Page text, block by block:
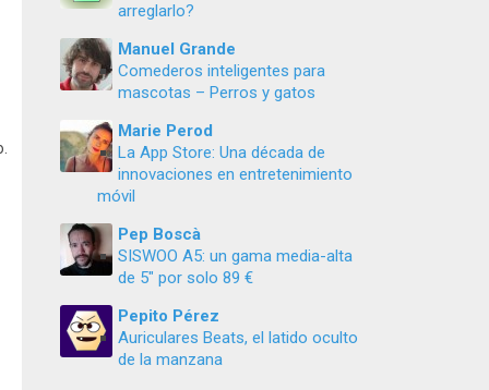
arreglarlo?
Manuel Grande
Comederos inteligentes para
mascotas – Perros y gatos
Marie Perod
La App Store: Una década de
innovaciones en entretenimiento
móvil
Pep Boscà
SISWOO A5: un gama media-alta
de 5″ por solo 89 €
Pepito Pérez
Auriculares Beats, el latido oculto
de la manzana